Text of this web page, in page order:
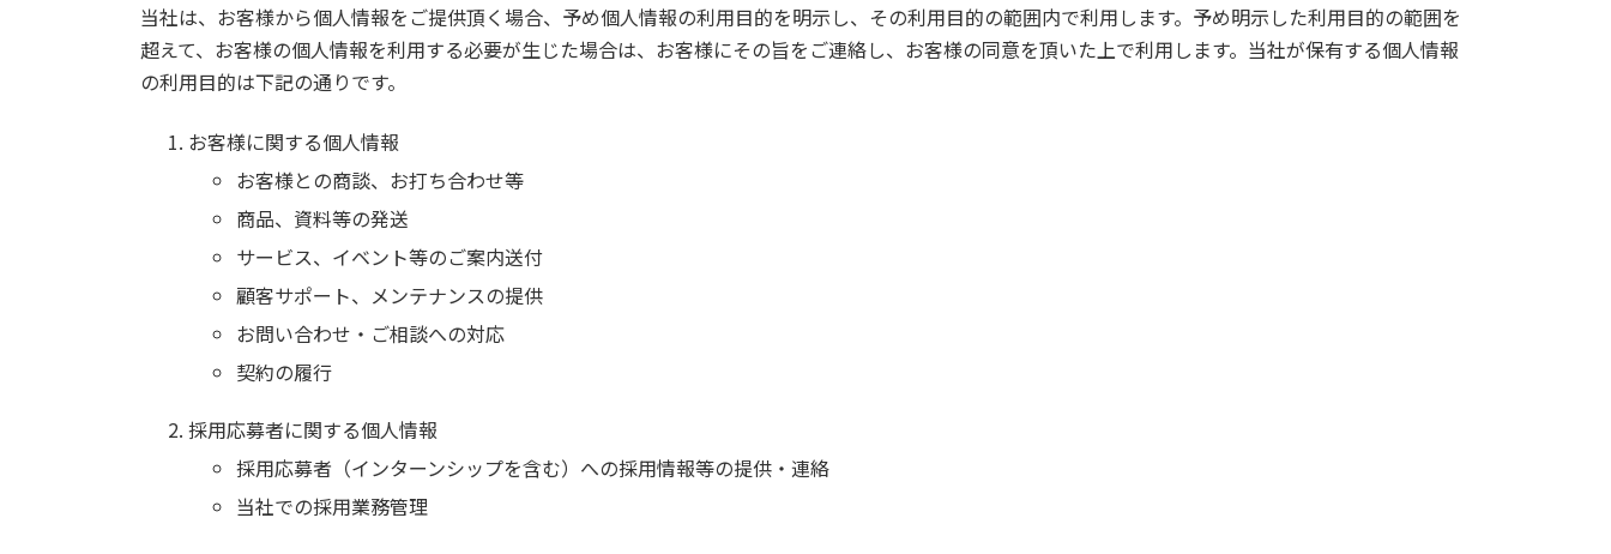
当社は、お客様から個人情報をご提供頂く場合、予め個人情報の利用目的を明示し、その利用目的の範囲内で利用します。予め明示した利用目的の範囲を
超えて、お客様の個人情報を利用する必要が生じた場合は、お客様にその旨をご連絡し、お客様の同意を頂いた上で利用します。当社が保有する個人情報
の利用目的は下記の通りです。
お客様に関する個人情報
お客様との商談、お打ち合わせ等
商品、資料等の発送
サービス、イベント等のご案内送付
顧客サポート、メンテナンスの提供
お問い合わせ・ご相談への対応
契約の履行
採用応募者に関する個人情報
採用応募者（インターンシップを含む）への採用情報等の提供・連絡
当社での採用業務管理